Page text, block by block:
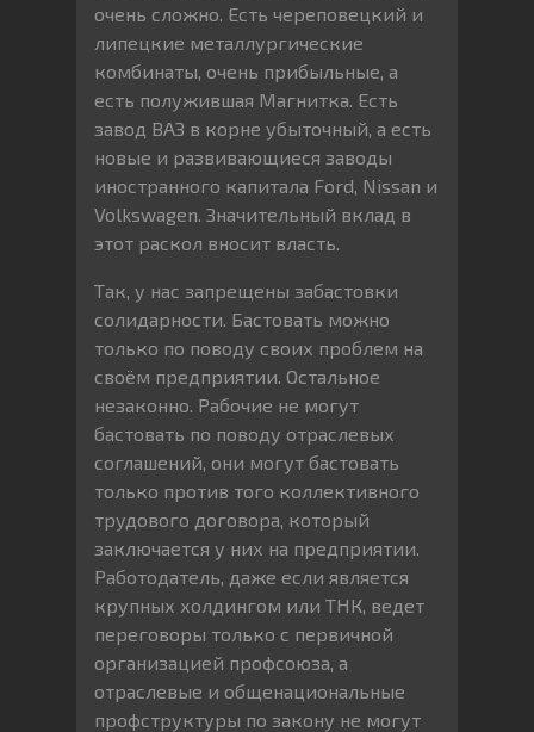
очень сложно. Есть череповецкий и
липецкие металлургические
комбинаты, очень прибыльные, а
есть полужившая Магнитка. Есть
завод ВАЗ в корне убыточный, а есть
новые и развивающиеся заводы
иностранного капитала Ford, Nissan и
Volkswagen. Значительный вклад в
этот раскол вносит власть.
Так, у нас запрещены забастовки
солидарности. Бастовать можно
только по поводу своих проблем на
своём предприятии. Остальное
незаконно. Рабочие не могут
бастовать по поводу отраслевых
соглашений, они могут бастовать
только против того коллективного
трудового договора, который
заключается у них на предприятии.
Работодатель, даже если является
крупных холдингом или ТНК, ведет
переговоры только с первичной
организацией профсоюза, а
отраслевые и общенациональные
профструктуры по закону не могут